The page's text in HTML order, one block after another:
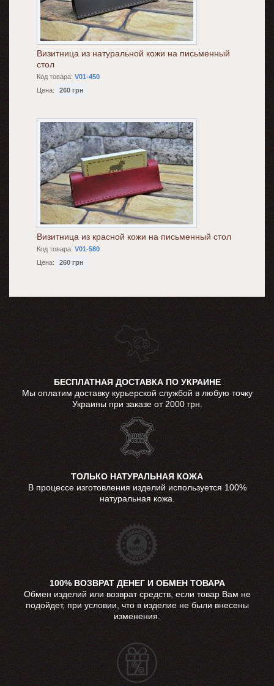
Визитница из натуральной кожи на письменный
стол
Код товара: V01-450
Цена:
260 грн
Визитница из красной кожи на письменный стол
Код товара: V01-580
Цена:
260 грн
БЕСПЛАТНАЯ ДОСТАВКА ПО УКРАИНЕ
Мы оплатим доставку курьерской службой в любую точку
Украины при заказе от 2000 грн.
ТОЛЬКО НАТУРАЛЬНАЯ КОЖА
В процессе изготовления изделий используется 100%
натуральная кожа.
100% ВОЗВРАТ ДЕНЕГ И ОБМЕН ТОВАРА
Обмен изделий или возврат средств, если товар Вам не
подойдет, при условии, что в изделие не были внесены
изменения.